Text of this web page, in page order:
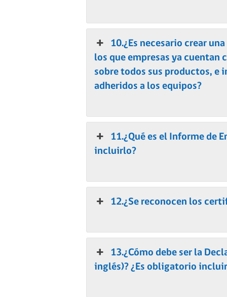
10.¿Es necesario crear
los que empresas ya
sobre todos sus productos, e
adheridos a los equipos?
11.¿Qué es el Informe de
incluirlo?
12.¿Se reconocen los
13.¿Cómo debe ser la
inglés)? ¿Es obligatorio